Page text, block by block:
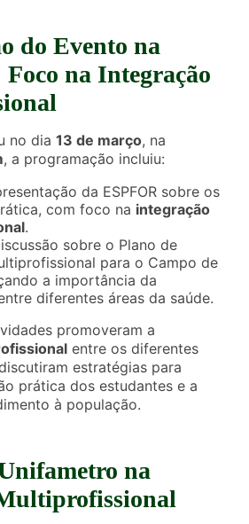
do Evento na
na Integração
no dia 13 de março, na
, a programação incluiu:
da ESPFOR sobre os
com foco na integração
.
sobre o Plano de
para o Campo de
a importância da
diferentes áreas da saúde.
promoveram a
entre os diferentes
estratégias para
prática dos estudantes e a
à população.
na